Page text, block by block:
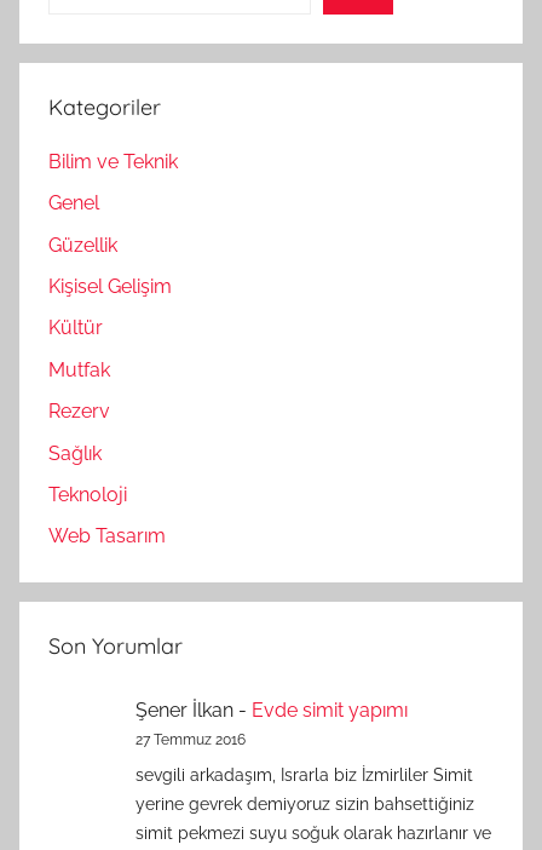
Kategoriler
Bilim ve Teknik
Genel
Güzellik
Kişisel Gelişim
Kültür
Mutfak
Rezerv
Sağlık
Teknoloji
Web Tasarım
Son Yorumlar
Şener İlkan - Evde simit yapımı
27 Temmuz 2016
sevgili arkadaşım, Israrla biz İzmirliler Simit
yerine gevrek demiyoruz sizin bahsettiğiniz
simit pekmezi suyu soğuk olarak hazırlanır ve